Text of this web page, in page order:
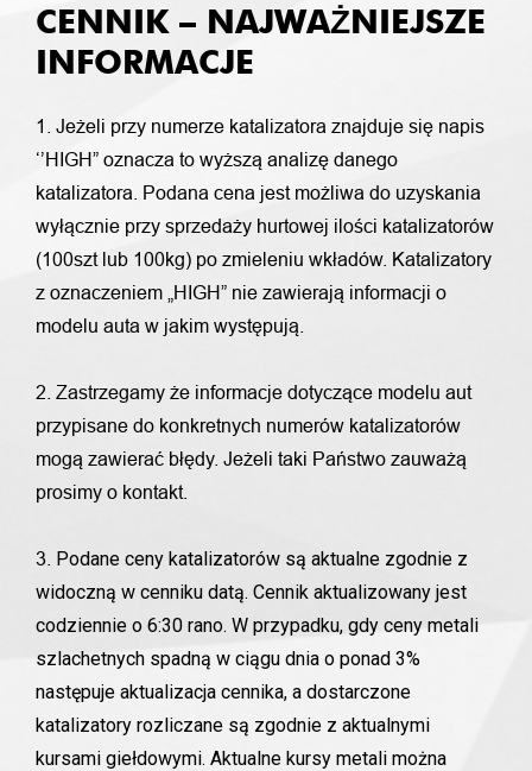
CENNIK – NAJWAŻNIEJSZE
INFORMACJE
1. Jeżeli przy numerze katalizatora znajduje się napis
‘’HIGH” oznacza to wyższą analizę danego
katalizatora. Podana cena jest możliwa do uzyskania
wyłącznie przy sprzedaży hurtowej ilości katalizatorów
(100szt lub 100kg) po zmieleniu wkładów. Katalizatory
z oznaczeniem „HIGH” nie zawierają informacji o
modelu auta w jakim występują.
2. Zastrzegamy że informacje dotyczące modelu aut
przypisane do konkretnych numerów katalizatorów
mogą zawierać błędy. Jeżeli taki Państwo zauważą
prosimy o kontakt.
3. Podane ceny katalizatorów są aktualne zgodnie z
widoczną w cenniku datą. Cennik aktualizowany jest
codziennie o 6:30 rano. W przypadku, gdy ceny metali
szlachetnych spadną w ciągu dnia o ponad 3%
następuje aktualizacja cennika, a dostarczone
katalizatory rozliczane są zgodnie z aktualnymi
kursami giełdowymi. Aktualne kursy metali można